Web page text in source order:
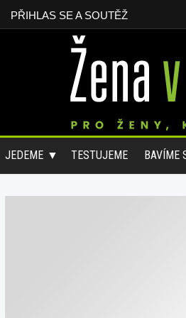
PŘIHLAS SE A SOUTĚŽ
JEDEME TESTUJEME BAVÍME